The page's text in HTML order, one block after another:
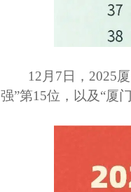
12月7日，2025
强”第15位，以及“厦